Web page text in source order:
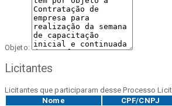
Objeto:
Licitantes
Licitantes que participaram desse Processo
Nome
CPF/CNPJ